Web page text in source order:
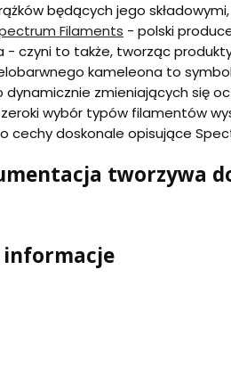
będących jego
Filaments - polski
czyni to także, tworząc
kameleona to
zmieniających się
wybór typów filamentów
doskonale opisujące
tworzywa
informacje